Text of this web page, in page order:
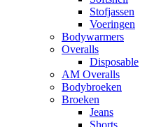
Stofjassen
Voeringen
Bodywarmers
Overalls
Disposable
AM Overalls
Bodybroeken
Broeken
Jeans
Shorts